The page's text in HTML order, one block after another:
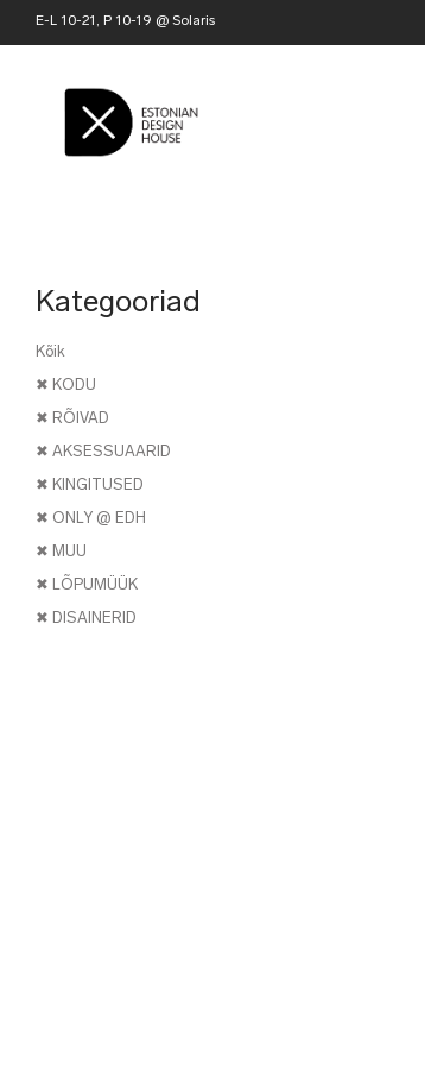
E-L 10-21, P 10-19 @ Solaris
Kategooriad
Kõik
✖ KODU
✖ RÕIVAD
✖ AKSESSUAARID
✖ KINGITUSED
✖ ONLY @ EDH
✖ MUU
✖ LÕPUMÜÜK
✖ DISAINERID